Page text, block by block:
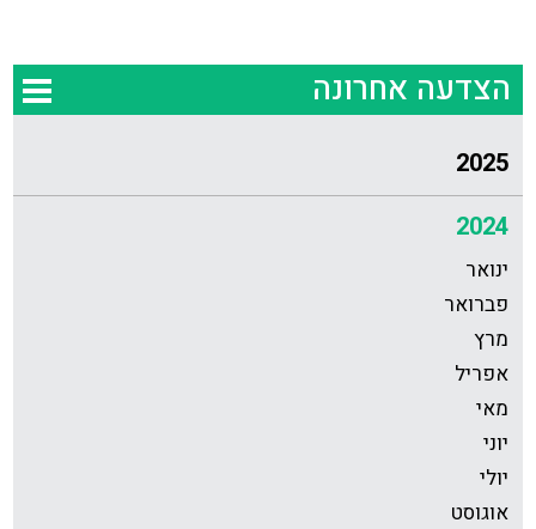
הצדעה אחרונה
2025
2024
ינואר
פברואר
מרץ
אפריל
מאי
יוני
יולי
אוגוסט